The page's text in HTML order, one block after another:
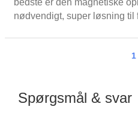
nødvendigt, super løsning til
1
Spørgsmål & svar